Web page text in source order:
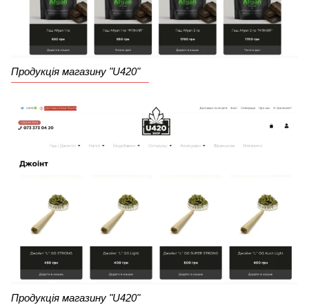
Продукція магазину "U420"
Продукція магазину "U420"